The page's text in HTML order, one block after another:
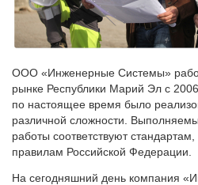
ООО «Инженерные Системы»
рынке Республики Марий Эл с
по настоящее время было
различной сложности.
работы соответствуют
правилам Российской Федерации.
На сегодняшний день компания